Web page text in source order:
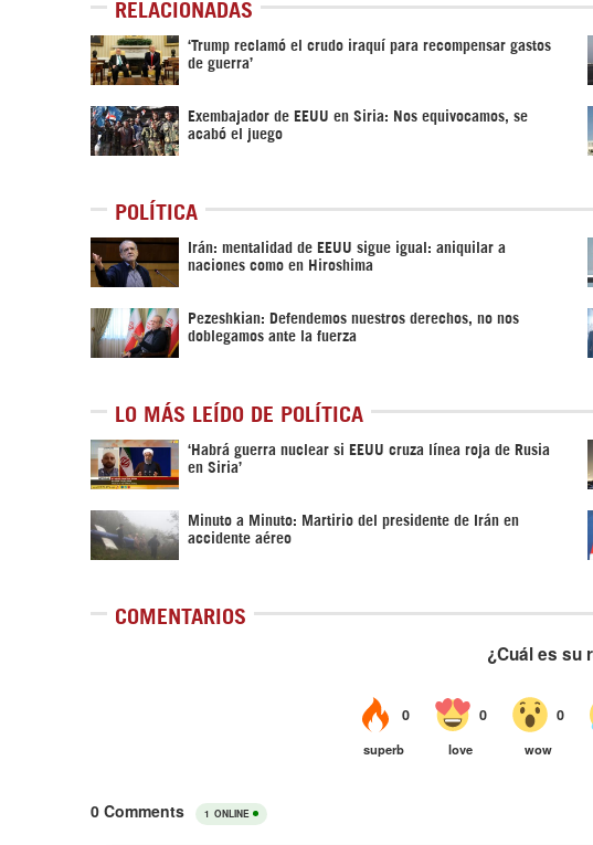
RELACIONADAS
‘Trump reclamó el crudo iraquí para recompensar gastos
de guerra’
Exembajador de EEUU en Siria: Nos equivocamos, se
acabó el juego
POLÍTICA
Irán: mentalidad de EEUU sigue igual: aniquilar a
naciones como en Hiroshima
Pezeshkian: Defendemos nuestros derechos, no nos
doblegamos ante la fuerza
LO MÁS LEÍDO DE POLÍTICA
‎‘Habrá guerra nuclear si EEUU cruza línea roja de Rusia
en Siria’‎
Minuto a Minuto: Martirio del presidente de Irán en
accidente aéreo
COMENTARIOS